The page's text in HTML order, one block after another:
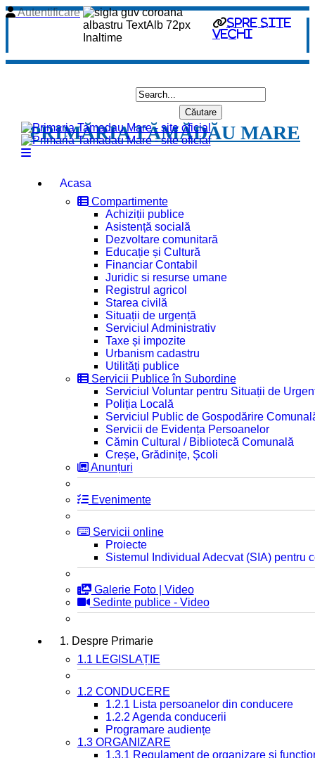
spre site
vechi
Autentificare
PRIMĂRIA TĂMĂDĂU MARE
Acasa
Compartimente
Achiziții publice
Asistență socială
Dezvoltare comunitară
Educație și Cultură
Financiar Contabil
Juridic si resurse umane
Registrul agricol
Starea civilă
Situații de urgență
Serviciul Administrativ
Taxe și impozite
Urbanism cadastru
Utilități publice
Servicii Publice în Subordine
Serviciul Voluntar pentru Situații de
Poliția Locală
Serviciul Public de Gospodărire
Servicii de Evidența Persoanelor
Cămin Cultural / Bibliotecă Comunală
Creșe, Grădinițe, Școli
Anunțuri
Evenimente
Servicii online
Proiecte
Sistemul Individual Adecvat (SIA) pentru
Galerie Foto | Video
Sedinte publice - Video
1. Despre Primarie
1.1 LEGISLAȚIE
1.2 CONDUCERE
1.2.1 Lista persoanelor din conducere
1.2.2 Agenda conducerii
Programare audiențe
1.3 ORGANIZARE
1.3.1 Regulament de organizare și